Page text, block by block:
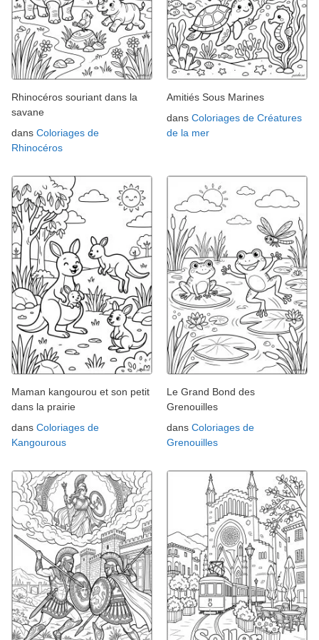
Rhinocéros souriant dans la
savane
dans Coloriages de
Rhinocéros
Amitiés Sous Marines
dans Coloriages de Créatures
de la mer
Maman kangourou et son petit
dans la prairie
dans Coloriages de
Kangourous
Le Grand Bond des
Grenouilles
dans Coloriages de
Grenouilles